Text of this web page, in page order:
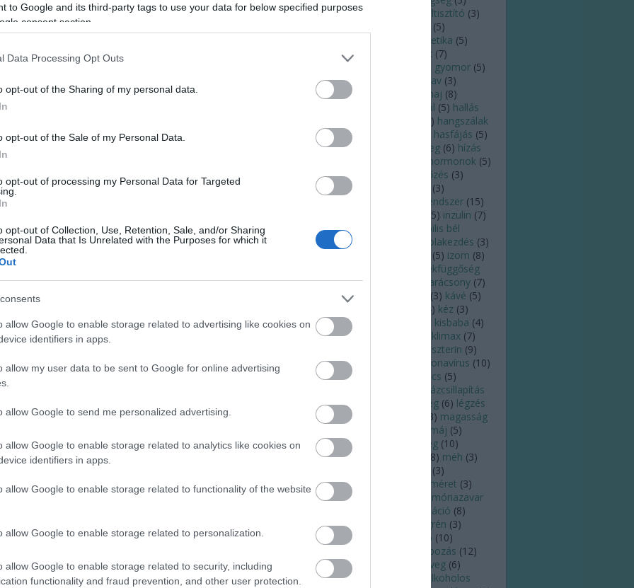
to Google and its third-party tags to use your data for below specified purposes
consent section.
Data Processing Opt Outs
opt-out of the Sharing of my personal data.
opt-out of the Sale of my Personal Data.
opt-out of processing my Personal Data for Targeted
opt-out of Collection, Use, Retention, Sale, and/or Sharing
Data that Is Unrelated with the Purposes for which it
allow Google to enable storage related to advertising like cookies on
identifiers in apps.
allow my user data to be sent to Google for online advertising
allow Google to send me personalized advertising.
allow Google to enable storage related to analytics like cookies on
identifiers in apps.
allow Google to enable storage related to functionality of the website
allow Google to enable storage related to personalization.
allow Google to enable storage related to security, including
functionality and fraud prevention, and other user protection.
érez? Nem csak
Szólj hozzá!
görcsös fájdalmat érez szívtájékon, szinte
nem csak kardiológiai elváltozások
de mindenképpen komolyan kell venni, mivel az
is jelezhetnek akár életveszélyes állapotot is.
tüdőgyulladás tüdőembólia szívroham reflux
gyomorfekély
tünetei
illetve a gyomorszáj tájéki és a szegycsont
is okozhat panaszokat, köztük olyanokat is,
füldugulás (5 fültisztító (3)
(5)
genetika (5)
3 gomba gyerek (7)
gyógyszer
gyomor (5)
gyomorrontás
gyomorsav (3)
gyulladás
( haj (8)
halál (5) hallás
) hangszálak
) hányás hasfájás (5)
hasmenés
hideg (6) hízás
hormonok (5)
hőség (7) HPV-fertőzés (3)
húgyúti fertőzés
(3)
immunrendszer (15)
5) inzulin (7)
inzulinrezisztencia
irritábilis bél
szindróma
iskolakezdés (3)
(5) izom (8)
játékfüggőség
(3) kalória (5 karácsony (7)
kardiológia
(3) kávé (5)
4) kéz (3)
kezelés
(3) kisbaba (4)
kismama ( klimax (7)
koleszterin (9)
kórokozó
koronavírus (10)
középfülgyulladás
kullancs (5)
lázcsillapítás
leégés légúti betegség (6) légzés
) leszokás 3) magasság
máj (5)
mammográfia
meddőség (10)
megelőzés
8) méh (3)
(3)
melanoma
mellméret (3)
mellrák
4)
memóriazavar
menstruáció (8)
menstruációs görcs
migrén (3)
mítosz
) nap (10)
napozás (12)
napsugárzás
napszemüveg (6)
naptej (4)
nem alkoholos